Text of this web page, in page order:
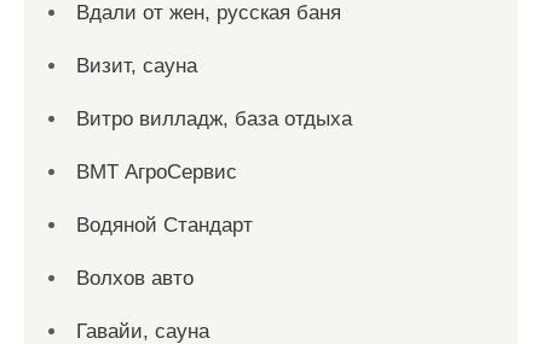
Вдали от жен, русская баня
Визит, сауна
Витро вилладж, база отдыха
ВМТ АгроСервис
Водяной Стандарт
Волхов авто
Гавайи, сауна